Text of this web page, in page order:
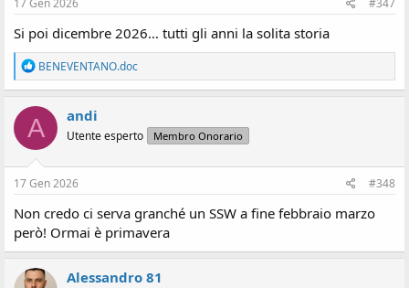
17 Gen 2026 #347
Si poi dicembre 2026… tutti gli anni la solita storia
R
e
a
z
i
o
n
i
:
BENEVENTANO.doc
A andi
Utente esperto Membro Onorario
17 Gen 2026 #348
Non credo ci serva granché un SSW a fine febbraio marzo
però! Ormai è primavera
Alessandro 81